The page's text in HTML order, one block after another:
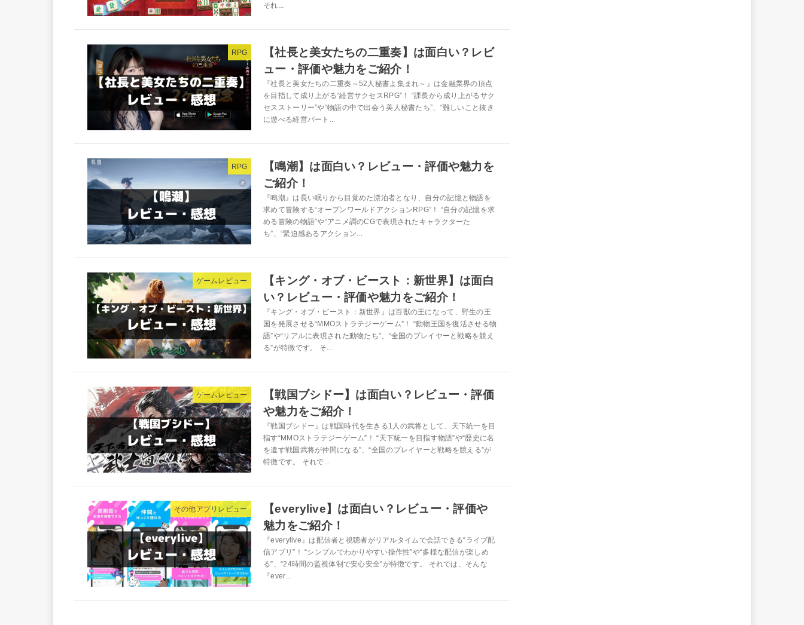
それ...
RPG
【社長と美女たちの二重奏】は面白い？レビ
ュー・評価や魅力をご紹介！
『社長と美女たちの二重奏～52人秘書よ集まれ～』は金融業界の頂点
を目指して成り上がる“経営サクセスRPG”！ “課長から成り上がるサク
セスストーリー”や“物語の中で出会う美人秘書たち”、“難しいこと抜き
に遊べる経営パート...
RPG
【鳴潮】は面白い？レビュー・評価や魅力を
ご紹介！
『鳴潮』は長い眠りから目覚めた漂泊者となり、自分の記憶と物語を
求めて冒険する“オープンワールドアクションRPG”！ “自分の記憶を求
める冒険の物語”や“アニメ調のCGで表現されたキャラクターた
ち”、“緊迫感あるアクション...
ゲームレビュー
【キング・オブ・ビースト：新世界】は面白
い？レビュー・評価や魅力をご紹介！
『キング・オブ・ビースト：新世界』は百獣の王になって、野生の王
国を発展させる“MMOストラテジーゲーム”！ “動物王国を復活させる物
語”や“リアルに表現された動物たち”、“全国のプレイヤーと戦略を競え
る”が特徴です。 そ...
ゲームレビュー
【戦国ブシドー】は面白い？レビュー・評価
や魅力をご紹介！
『戦国ブシドー』は戦国時代を生きる1人の武将として、天下統一を目
指す“MMOストラテジーゲーム”！ “天下統一を目指す物語”や“歴史に名
を遺す戦国武将が仲間になる”、“全国のプレイヤーと戦略を競える”が
特徴です。 それで...
その他アプリレビュー
【everylive】は面白い？レビュー・評価や
魅力をご紹介！
『everylive』は配信者と視聴者がリアルタイムで会話できる“ライブ配
信アプリ”！ “シンプルでわかりやすい操作性”や“多様な配信が楽しめ
る”、“24時間の監視体制で安心安全”が特徴です。 それでは、そんな
『ever...